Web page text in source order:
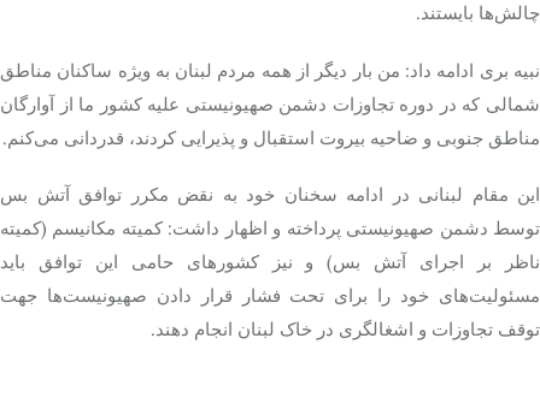
چالش‌ها بایستند.
نبیه بری ادامه داد: من بار دیگر از همه مردم لبنان به ویژه ساکنان مناطق
شمالی که در دوره تجاوزات دشمن صهیونیستی علیه کشور ما از آوارگان
مناطق جنوبی و ضاحیه بیروت استقبال و پذیرایی کردند، قدردانی می‌کنم.
این مقام لبنانی در ادامه سخنان خود به نقض مکرر توافق آتش بس
توسط دشمن صهیونیستی پرداخته و اظهار داشت: کمیته مکانیسم (کمیته
ناظر بر اجرای آتش بس) و نیز کشورهای حامی این توافق باید
مسئولیت‌های خود را برای تحت فشار قرار دادن صهیونیست‌ها جهت
توقف تجاوزات و اشغالگری در خاک لبنان انجام دهند.